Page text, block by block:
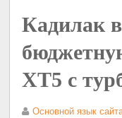
Кадилак
XT5 с
Основной язык